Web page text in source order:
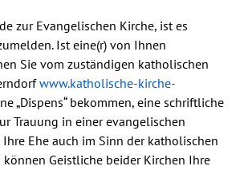
zur Evangelischen Kirche, ist es
Ist eine(r) von Ihnen
Sie vom zuständigen katholischen
www.katholische-kirche-
„Dispens“ bekommen, eine schriftliche
Trauung in einer evangelischen
Ihre Ehe auch im Sinn der katholischen
können Geistliche beider Kirchen Ihre